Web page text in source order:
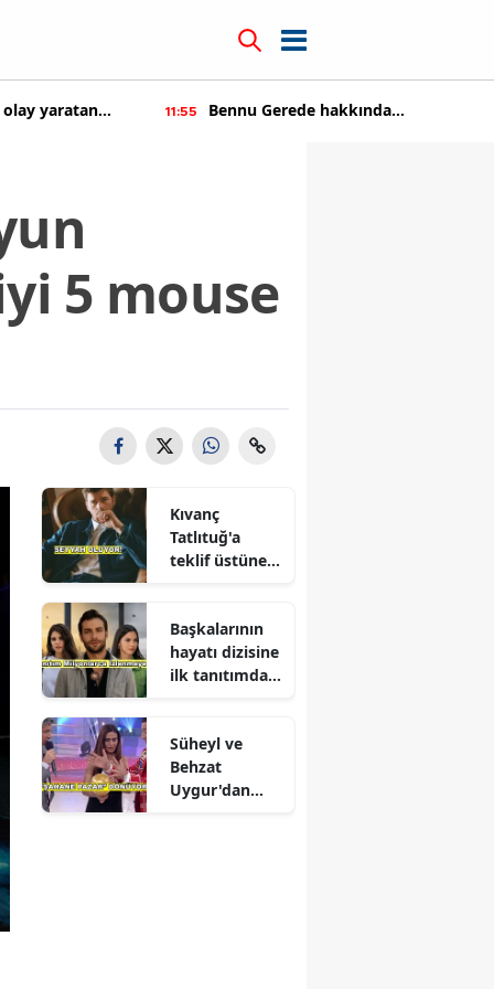
yaratan 11:55
Bennu Gerede hakkında
5 mouse
Kıvanç
Tatlıtuğ'a
teklif üstüne
Başkalarının
hayatı dizisine
ilk tanıtımdan
Süheyl ve
Behzat
Uygur'dan